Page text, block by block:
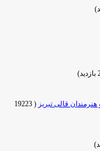
)
قالی تبریز (
19223